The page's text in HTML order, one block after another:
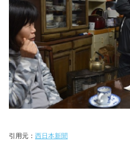
引用元： 西日本新聞